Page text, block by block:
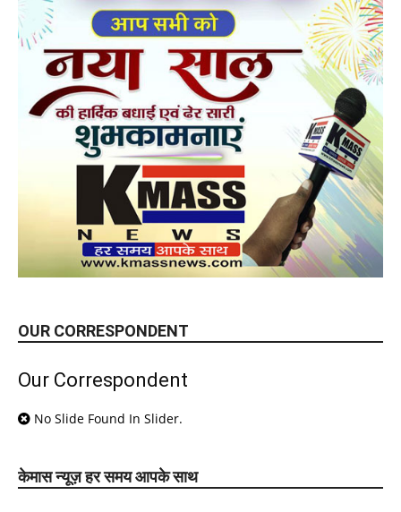
OUR CORRESPONDENT
Our Correspondent
No Slide Found In Slider.
केमास न्यूज़ हर समय आपके साथ